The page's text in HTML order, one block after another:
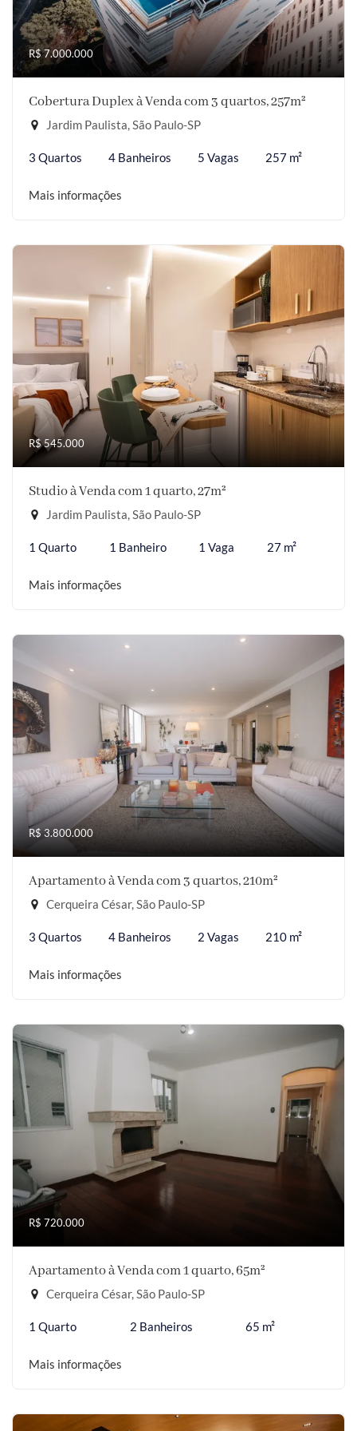
R$ 7.000.000
Cobertura Duplex à Venda com 3 quartos, 257m²
Jardim Paulista, São Paulo-SP
3 Quartos 4 Banheiros 5 Vagas 257 m²
Mais informações
R$ 545.000
Studio à Venda com 1 quarto, 27m²
Jardim Paulista, São Paulo-SP
1 Quarto 1 Banheiro 1 Vaga 27 m²
Mais informações
R$ 3.800.000
Apartamento à Venda com 3 quartos, 210m²
Cerqueira César, São Paulo-SP
3 Quartos 4 Banheiros 2 Vagas 210 m²
Mais informações
R$ 720.000
Apartamento à Venda com 1 quarto, 65m²
Cerqueira César, São Paulo-SP
1 Quarto 2 Banheiros 65 m²
Mais informações